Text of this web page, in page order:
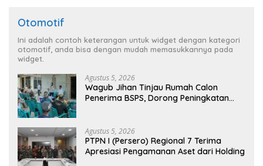
Otomotif
Ini adalah contoh keterangan untuk widget dengan kategori
otomotif, anda bisa dengan mudah memasukkannya pada
widget.
Agustus 5, 2026
Wagub Jihan Tinjau Rumah Calon
Penerima BSPS, Dorong Peningkatan
Agustus 5, 2026
PTPN I (Persero) Regional 7 Terima
Apresiasi Pengamanan Aset dari Holding